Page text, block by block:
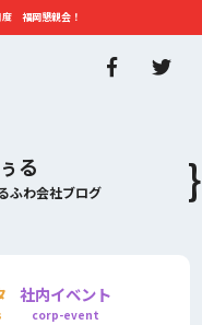
る
ふわ会社ブログ
度 福岡懇親会！
社内イベント
corp-event